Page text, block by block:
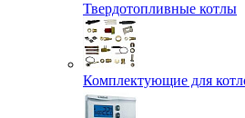
Твердотопливные котлы
Комплектующие для